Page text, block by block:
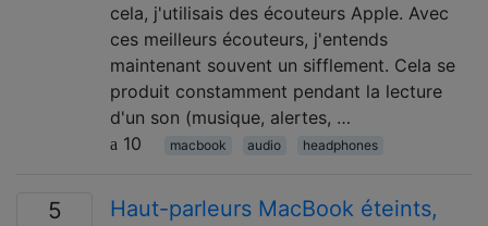
cela, j'utilisais des écouteurs Apple. Avec
ces meilleurs écouteurs, j'entends
maintenant souvent un sifflement. Cela se
produit constamment pendant la lecture
d'un son (musique, alertes, …
10
macbook audio headphones
5
Haut-parleurs MacBook éteints,